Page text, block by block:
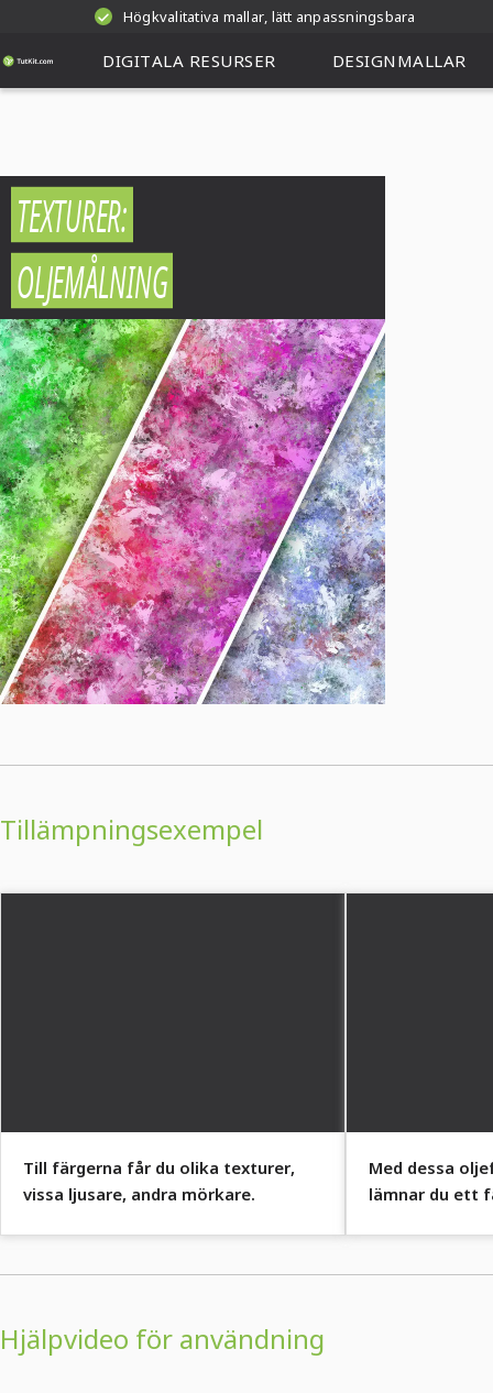
Högkvalitativa mallar, lätt anpassningsbara
DIGITALA RESURSER DESIGNMALLAR
TEXTURER:
OLJEMÅLNING
Tillämpningsexempel
Till färgerna får du olika texturer,
vissa ljusare, andra mörkare.
Med dessa
lämnar du ett
Hjälpvideo för användning